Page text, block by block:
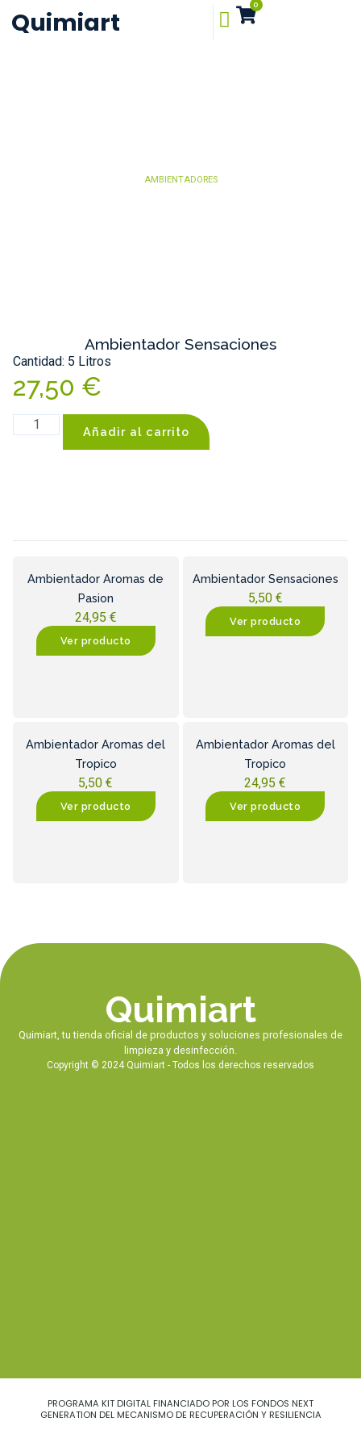
Quimiart
0
AMBIENTADORES
Ambientador Sensaciones
Cantidad: 5 Litros
27,50 €
Añadir al carrito
Ambientador Aromas de
Pasion
24,95 €
Ver producto
Ambientador Sensaciones
5,50 €
Ver producto
Ambientador Aromas del
Tropico
5,50€
Ver producto
Ambientador Aromas del
Tropico
24,95€
Ver producto
Quimiart
Quimiart, tu tienda oficial de productos y soluciones profesionales de
limpieza y desinfección.
Copyright © 2024 Quimiart - Todos los derechos reservados
PROGRAMA KIT DIGITAL FINANCIADO POR LOS FONDOS NEXT
GENERATION DEL MECANISMO DE RECUPERACIÓN Y RESILIENCIA